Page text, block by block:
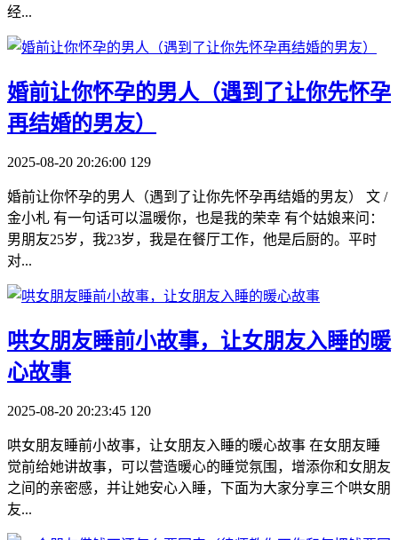
经...
​婚前让你怀孕的男人（遇到了让你先怀孕
再结婚的男友）
2025-08-20 20:26:00 129
婚前让你怀孕的男人（遇到了让你先怀孕再结婚的男友） 文 /
金小札 有一句话可以温暖你，也是我的荣幸 有个姑娘来问：
男朋友25岁，我23岁，我是在餐厅工作，他是后厨的。平时
对...
​哄女朋友睡前小故事，让女朋友入睡的暖
心故事
2025-08-20 20:23:45 120
哄女朋友睡前小故事，让女朋友入睡的暖心故事 在女朋友睡
觉前给她讲故事，可以营造暖心的睡觉氛围，增添你和女朋友
之间的亲密感，并让她安心入睡，下面为大家分享三个哄女朋
友...